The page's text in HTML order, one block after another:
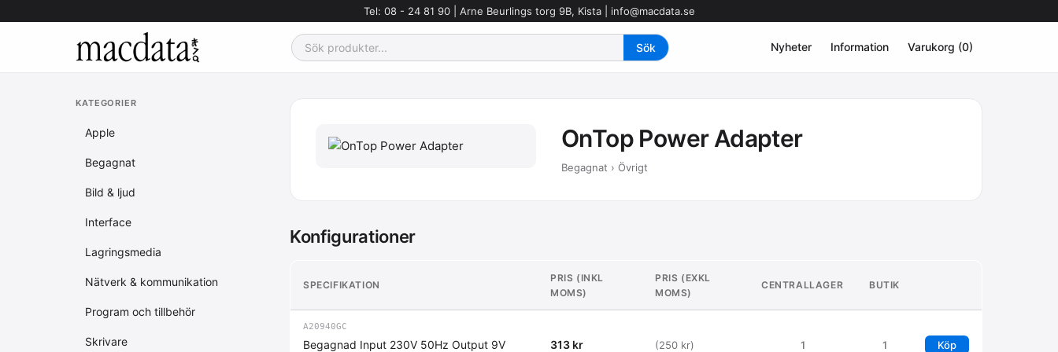
Tel: 08 - 24 81 90 | Arne Beurlings torg 9B, Kista | info@macdata.se
Nyheter Information Varukorg (0)
KATEGORIER
Apple
Begagnat
Bild & ljud
Interface
Lagringsmedia
Nätverk & kommunikation
Program och tillbehör
Skrivare
OnTop Power Adapter
Begagnat › Övrigt
Konfigurationer
SPECIFIKATION
PRIS (INKL
MOMS)
PRIS (EXKL
MOMS)
CENTRALLAGER BUTIK
A20940GC
Begagnad Input 230V 50Hz Output 9V 313 kr (250 kr) 1 1 Köp